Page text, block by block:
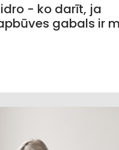
- ko darīt, ja
gabals ir